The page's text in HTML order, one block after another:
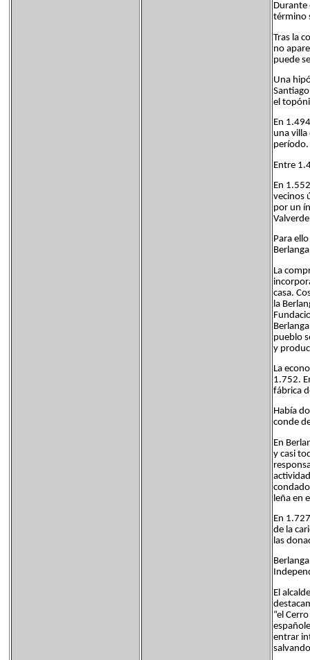
Durante
término
Tras la
no
puede
Una
el
En
una villa
período.
Entre
En
vecinos
por un
Para
La
casa.
la
pueblo
y
La
1.752.
fábrica
Había
conde
En
y casi
leña en
En
de la
las
El
“el
entrar